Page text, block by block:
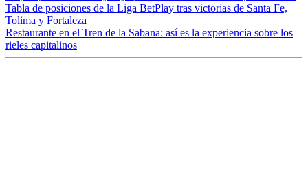
Tabla de posiciones de la Liga BetPlay tras victorias de Santa Fe,
Tolima y Fortaleza
Restaurante en el Tren de la Sabana: así es la experiencia sobre los
rieles capitalinos